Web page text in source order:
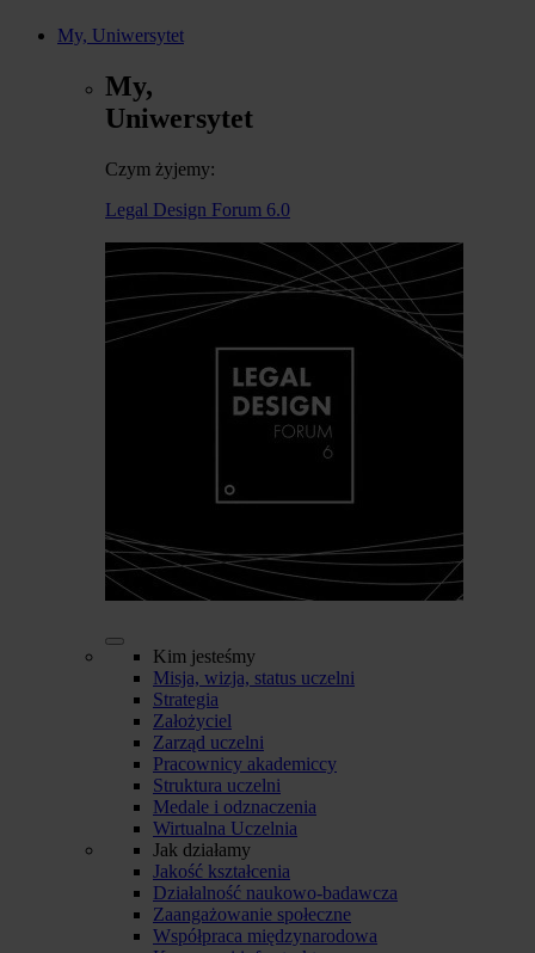
My, Uniwersytet
My,
Uniwersytet
Czym żyjemy:
Legal Design Forum 6.0
Kim jesteśmy
Misja, wizja, status uczelni
Strategia
Założyciel
Zarząd uczelni
Pracownicy akademiccy
Struktura uczelni
Medale i odznaczenia
Wirtualna Uczelnia
Jak działamy
Jakość kształcenia
Działalność naukowo-badawcza
Zaangażowanie społeczne
Współpraca międzynarodowa